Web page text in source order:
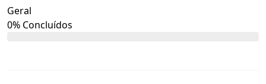
Geral
0% Concluídos